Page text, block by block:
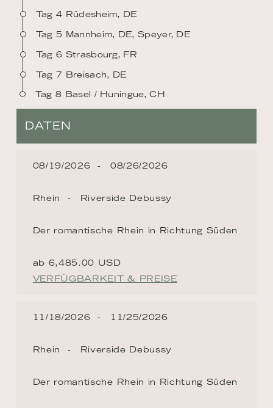
Tag 4 Rüdesheim, DE
Tag 5 Mannheim, DE, Speyer, DE
Tag 6 Strasbourg, FR
Tag 7 Breisach, DE
Tag 8 Basel / Huningue, CH
DATEN
08/19/2026 08/26/2026
Rhein Riverside Debussy
Der romantische Rhein in Richtung Süden
ab 6,485.00 USD
VERFÜGBARKEIT & PREISE
11/18/2026 11/25/2026
Rhein Riverside Debussy
Der romantische Rhein in Richtung Süden